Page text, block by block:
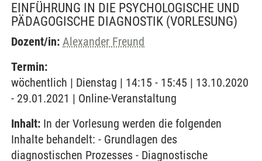
EINFÜHRUNG IN DIE PSYCHOLOGISCHE UND
PÄDAGOGISCHE DIAGNOSTIK (VORLESUNG)
Dozent/in: Alexander Freund
Termin:
wöchentlich | Dienstag | 14:15 - 15:45 | 13.10.2020
- 29.01.2021 | Online-Veranstaltung
Inhalt: In der Vorlesung werden die folgenden
Inhalte behandelt: - Grundlagen des
diagnostischen Prozesses - Diagnostische